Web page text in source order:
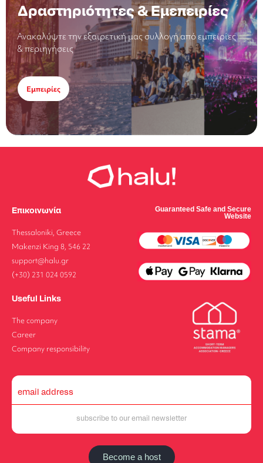
Δραστηριότητες & Εμεπειρίες
Ανακαλύψτε την εξαιρετική μας συλλογή από εμπειρίες
& περιηγήσεις
Εμπειρίες
Επικοινωνία
Thessaloniki, Greece
Makenzi King 8, 546 22
support@halu.gr
(+30) 231 024 0592
Useful Links
The company
Career
Company responsibility
Guaranteed Safe and Secure
Website
Become a host